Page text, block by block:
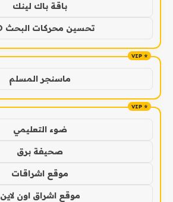
باقة باك لينك
تحسين محركات البحث SEO
ماسنجر المسلم
ضوء التعليمي
صحيفة برق
موقع اشراقات
موقع اشراق اون لاين